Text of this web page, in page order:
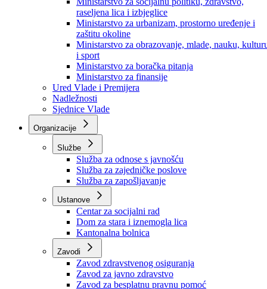
Ministarstvo za pravosuđe, upravu i radne odnose
Ministarstvo za unutrašnje poslove
Ministarstvo za socijalnu politiku, zdravstvo,
raseljena lica i izbjeglice
Ministarstvo za urbanizam, prostorno uređenje i
zaštitu okoline
Ministarstvo za obrazovanje, mlade, nauku,
i sport
Ministarstvo za boračka pitanja
Ministarstvo za finansije
Ured Vlade i Premijera
Nadležnosti
Sjednice Vlade
Organizacije
Službe
Služba za odnose s javnošću
Služba za zajedničke poslove
Služba za zapošljavanje
Ustanove
Centar za socijalni rad
Dom za stara i iznemogla lica
Kantonalna bolnica
Zavodi